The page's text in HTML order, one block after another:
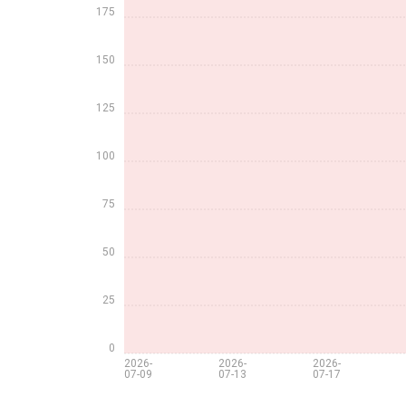
2026-
07-09
2026-
07-13
2026-
07-17
0
25
50
75
100
125
150
175